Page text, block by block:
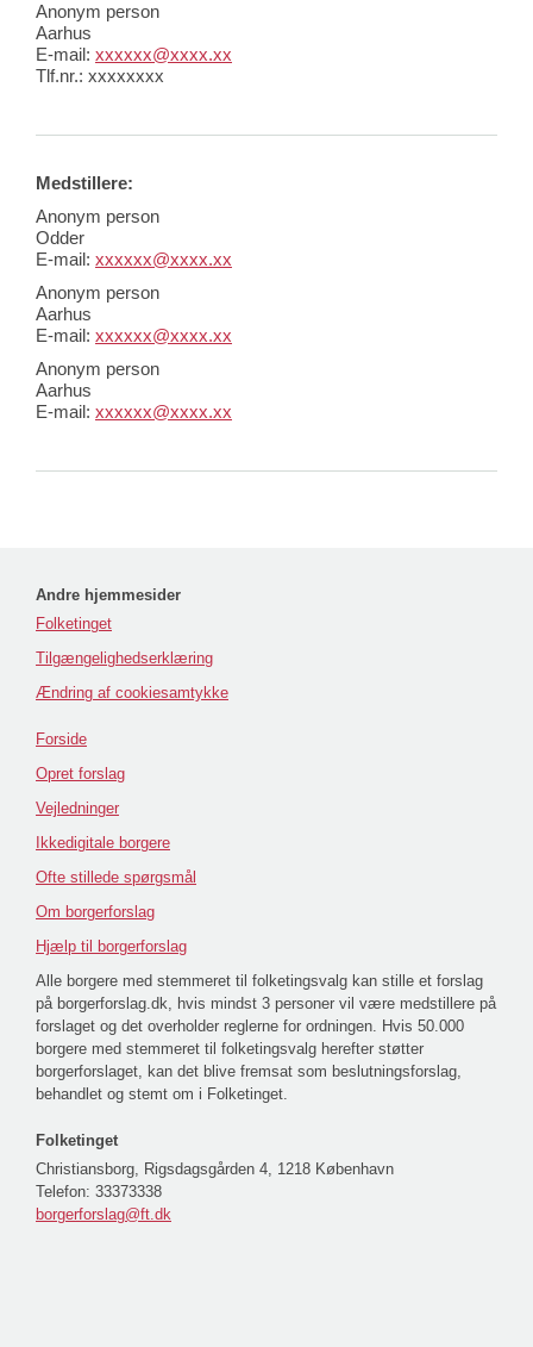
Anonym person
Aarhus
E-mail: xxxxxx@xxxx.xx
Tlf.nr.: xxxxxxxx
Medstillere:
Anonym person
Odder
E-mail: xxxxxx@xxxx.xx
Anonym person
Aarhus
E-mail: xxxxxx@xxxx.xx
Anonym person
Aarhus
E-mail: xxxxxx@xxxx.xx
Andre hjemmesider
Folketinget
Tilgængelighedserklæring
Ændring af cookiesamtykke
Forside
Opret forslag
Vejledninger
Ikkedigitale borgere
Ofte stillede spørgsmål
Om borgerforslag
Hjælp til borgerforslag
Alle borgere med stemmeret til folketingsvalg kan stille et forslag
på borgerforslag.dk, hvis mindst 3 personer vil være medstillere på
forslaget og det overholder reglerne for ordningen. Hvis 50.000
borgere med stemmeret til folketingsvalg herefter støtter
borgerforslaget, kan det blive fremsat som beslutningsforslag,
behandlet og stemt om i Folketinget.
Folketinget
Christiansborg, Rigsdagsgården 4, 1218 København
Telefon: 33373338
borgerforslag@ft.dk